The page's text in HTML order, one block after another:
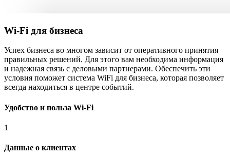
Wi-Fi для бизнеса
Успех бизнеса во многом зависит от оперативного принятия
правильных решений. Для этого вам необходима информация
и надежная связь с деловыми партнерами. Обеспечить эти
условия поможет система WiFi для бизнеса, которая позволяет
всегда находиться в центре событий.
Удобство и польза Wi-Fi
1
Данные о клиентах